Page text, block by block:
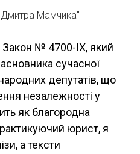
Мамчика"
Закон № 4700-IX, який
сучасної
депутатів, що
незалежності у
як благородна
юрист, я
а тексти